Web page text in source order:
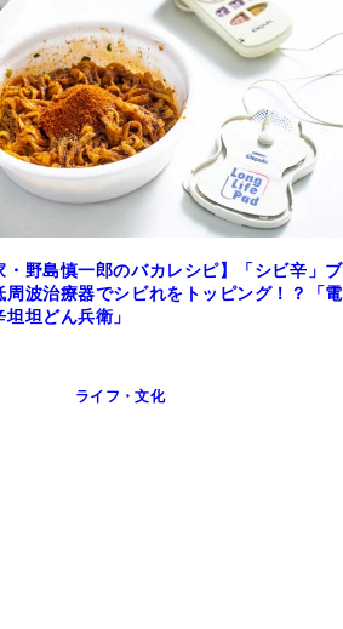
・野島慎一郎のバカレシピ】「シビ辛」ブ
波治療器でシビれをトッピング！？「電
坦どん兵衛」
ライフ・文化